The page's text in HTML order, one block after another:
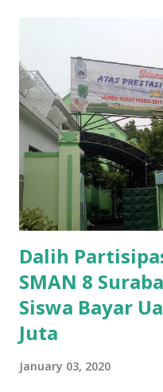
Dalih
SMAN 8
Siswa Bayar
Juta
January 03, 2020